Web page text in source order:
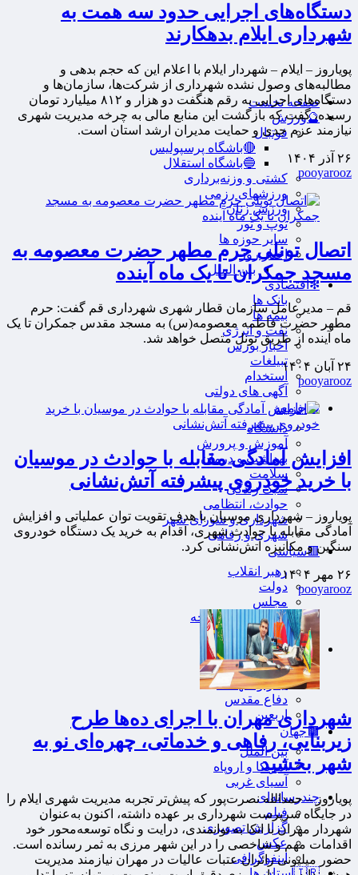
صفحه نخست
🔮ورزش
فوتبال
🔴باشگاه پرسپولیس
🔵باشگاه استقلال
کشتی و وزنه‌برداری
ورزشهای رزمی
ورزش زنان
توپ و تور
سایر حوزه ها
اخبار روز
بین الملل
❇اقتصادی
بانک ها
بیمه ها
نفت و انرژی
اخبار بورس
تبیلغات
استخدام
آگهی های دولتی
🟤جامعه
دانشگاه
آموزش و پرورش
بهداشت و درمان
سلامت
سبک زندگی
حوادث، انتظامی
شهرداری و شورای شهر
شهری و رفاهی
🟥سیاسی
رهبر انقلاب
دولت
مجلس
وزارت امور خارجه
احزاب و تشکلها
🟦فرهنگ و هنر
مذهبی
ایثار و شهادت
دفاع مقدس
اربعین
🟫جهان
بین الملل
آمریکا و اروپاه
آسیای غربی
چندرسانه‌ای
فیلم
گزارش تصویری
عکس
اینفوگرافی
دستگاه‌های اجرایی حدود سه همت به
شهرداری ایلام بدهکارند
پویاروز – ایلام – شهردار ایلام با اعلام این که حجم بدهی و
مطالبه‌های وصول نشده شهرداری از شرکت‌ها، سازمان‌ها و
دستگاه‌های اجرایی به رقم هنگفت دو هزار و ۸۱۲ میلیارد تومان
رسیده، گفت که بازگشت این منابع مالی به چرخه مدیریت شهری
نیازمند عزم جدی و حمایت مدیران ارشد استان است.
۲۶ آذر ۱۴۰۴
pooyarooz
اتصال تونلی حرم مطهر حضرت معصومه به
مسجد جمکران تا یک ماه آینده
قم – مدیرعامل سازمان قطار شهری شهرداری قم گفت: حرم
مطهر حضرت فاطمه معصومه(س) به مسجد مقدس جمکران تا یک
ماه آینده از طریق تونل متصل خواهد شد.
۲۴ آبان ۱۴۰۴
pooyarooz
افزایش آمادگی مقابله با حوادث در موسیان
با خرید خودروی پیشرفته آتش‌نشانی
پویاروز – شهرداری موسیان با هدف تقویت توان عملیاتی و افزایش
آمادگی مقابله با حوادث شهری، اقدام به خرید یک دستگاه خودروی
سنگین و مکانیزه آتش‌نشانی کرد.
۲۶ مهر ۱۴۰۴
pooyarooz
شهرداری مهران با اجرای ده‌ها طرح
زیربنایی، رفاهی و خدماتی، چهره‌ای نو به
شهر بخشید
پویاروز – حمدالله نصرت‌پور که پیش‌تر تجربه مدیریت شهری ایلام را
در جایگاه سرپرست شهرداری بر عهده داشته، اکنون به‌عنوان
شهردار مهران با اتکا به توانمندی، درایت و نگاه توسعه‌محور خود
اقدامات مهم و شاخصی را در این شهر مرزی به ثمر رسانده است.
حضور میلیونی زائران عتبات عالیات در مهران نیازمند مدیریت